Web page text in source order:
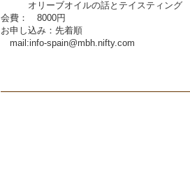
オリーブオイルの話とテイスティング
会費： 8000円
お申し込み：先着順
mail:info-spain@mbh.nifty.com